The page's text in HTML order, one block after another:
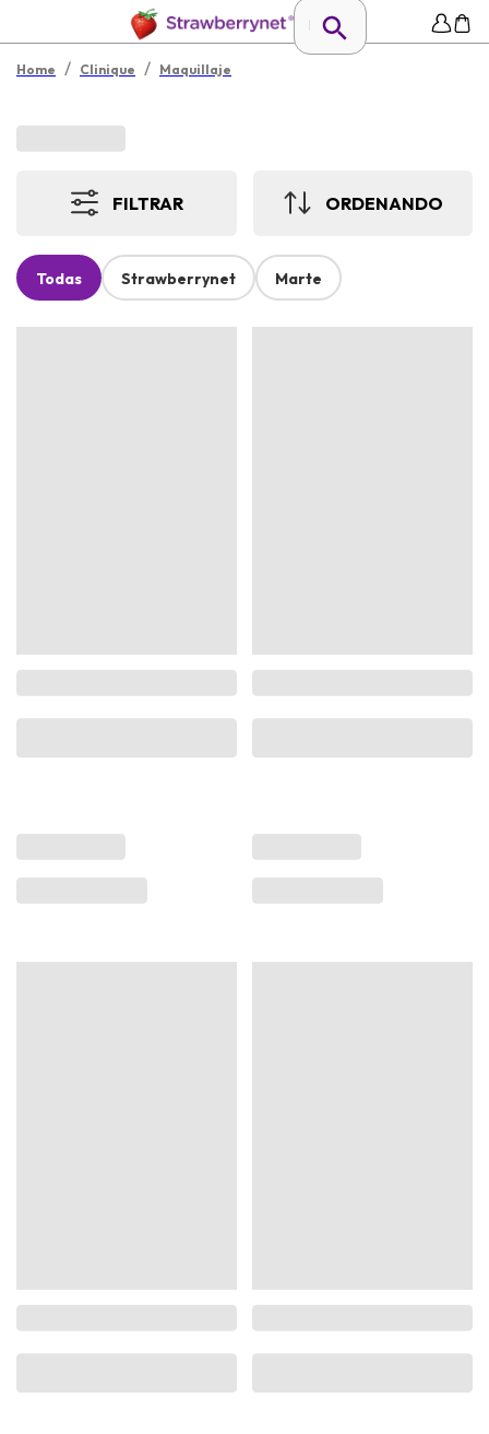
Home / Clinique / Maquillaje
FILTRAR ORDENANDO
Todas Strawberrynet Marte